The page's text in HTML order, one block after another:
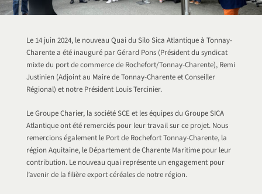
Le 14 juin 2024, le nouveau Quai du Silo Sica Atlantique à Tonnay-
Charente a été inauguré par Gérard Pons (Président du syndicat
mixte du port de commerce de Rochefort/Tonnay-Charente), Remi
Justinien (Adjoint au Maire de Tonnay-Charente et Conseiller
Régional) et notre Président Louis Tercinier.
Le Groupe Charier, la société SCE et les équipes du Groupe SICA
Atlantique ont été remerciés pour leur travail sur ce projet. Nous
remercions également le Port de Rochefort Tonnay-Charente, la
région Aquitaine, le Département de Charente Maritime pour leur
contribution. Le nouveau quai représente un engagement pour
l’avenir de la filière export céréales de notre région.